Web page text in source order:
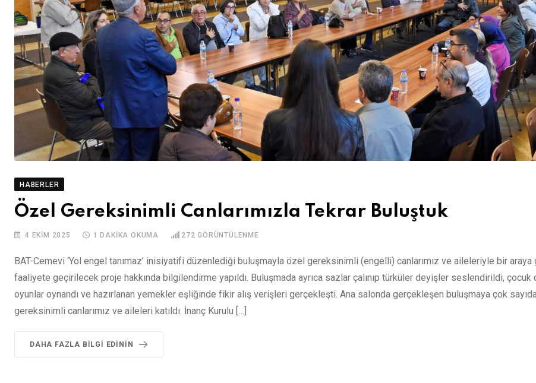
HABERLER
Özel Gereksinimli Canlarımızla Tekrar Buluştuk
4 EKIM 2025 1 DAKIKA OKUMA 272 GÖRÜNTÜLENME
BAT-Cemevi ‘Yol engel tanımaz’ inisiyatifi düzenlediği buluşmayla özel gereksinimli (engelli) canlarımız ve aileleriyle bir araya
faaliyete geçirilecek proje hakkında bilgilendirme yapıldı. Buluşmada ayrıca sazlar çalınıp türküler deyişler seslendirildi, çocuk
oyunlar oynandı ve hazırlanan yemekler eşliğinde fikir alış verişleri gerçekleşti. Ana salonda gerçekleşen buluşmaya çok
gereksinimli canlarımız ve aileleri katıldı. İnanç Kurulu […]
DAHA FAZLA BILGI EDININ